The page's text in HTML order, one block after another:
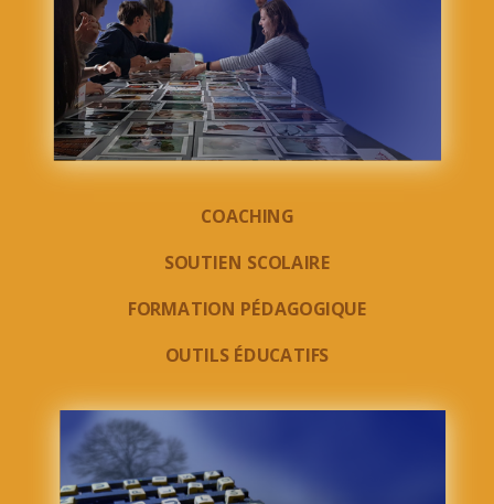
COACHING
SOUTIEN SCOLAIRE
FORMATION PÉDAGOGIQUE
OUTILS ÉDUCATIFS